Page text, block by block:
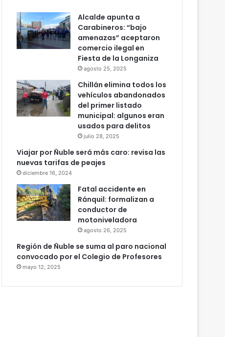
Alcalde apunta a
Carabineros: “bajo
amenazas” aceptaron
comercio ilegal en
Fiesta de la Longaniza
agosto 25, 2025
Chillán elimina todos los
vehículos abandonados
del primer listado
municipal: algunos eran
usados para delitos
julio 28, 2025
Viajar por Ñuble será más caro: revisa las
nuevas tarifas de peajes
diciembre 16, 2024
Fatal accidente en
Ránquil: formalizan a
conductor de
motoniveladora
agosto 26, 2025
Región de Ñuble se suma al paro nacional
convocado por el Colegio de Profesores
mayo 12, 2025